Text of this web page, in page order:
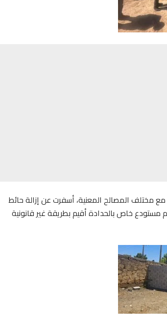
مختلف المصالح المعنية، أسفرت عن إزالة حائط
خاص بالحدادة أقيم بطريقة غير قانونية